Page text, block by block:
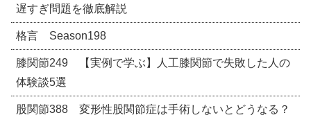
遅すぎ問題を徹底解説
格言 Season198
膝関節249 【実例で学ぶ】人工膝関節で失敗した人の
体験談5選
股関節388 変形性股関節症は手術しないとどうなる？